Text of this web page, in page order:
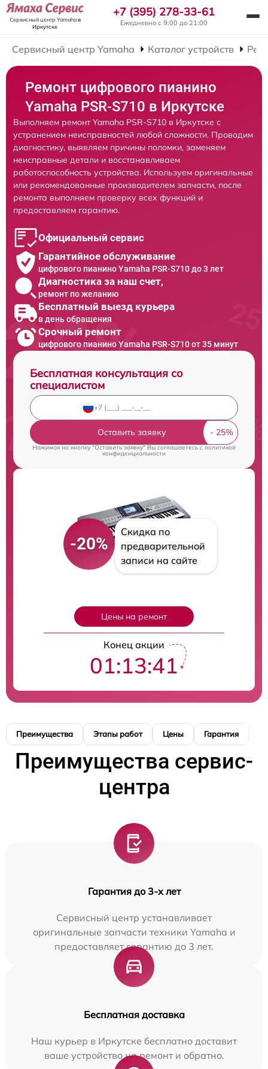
Сервисный центр Yamahaв
Иркутске
+7 (395) 278-33-61
Ежедневно с 9:00 до 21:00
Сервисный центр Yamaha Каталог устройств
Ремонт цифрового пианино
Yamaha PSR-S710 в Иркутске
Выполняем ремонт Yamaha PSR-S710 в Иркутске с
устранением неисправностей любой сложности. Проводим
диагностику, выявляем причины поломки, заменяем
неисправные детали и восстанавливаем
работоспособность устройства. Используем оригинальные
или рекомендованные производителем запчасти, после
ремонта выполняем проверку всех функций и
предоставляем гарантию.
Официальный сервис
Гарантийное обслуживание
цифрового пианино Yamaha PSR-S710 до 3 лет
Диагностика за наш счет,
ремонт по желанию
Бесплатный выезд курьера
в день обращения
Срочный ремонт
цифрового пианино Yamaha PSR-S710 от 35 минут
Бесплатная консультация со
специалистом
Оставить заявку
Нажимая на кнопку "Оставить заявку" Вы соглашаетесь cполитикой
конфиденциальности
-20%
Скидка по
предварительной
записи на сайте
Цены на ремонт
Конец акции
01:13:40
Преимущества Этапы работ Цены Гарантия
Преимущества сервис-
центра
Гарантия до 3-х лет
Сервисный центр устанавливает
оригинальные запчасти техники Yamaha и
предоставляет гарантию до 3 лет.
Бесплатная доставка
Наш курьер в Иркутске бесплатно доставит
ваше устройство на ремонт и обратно.